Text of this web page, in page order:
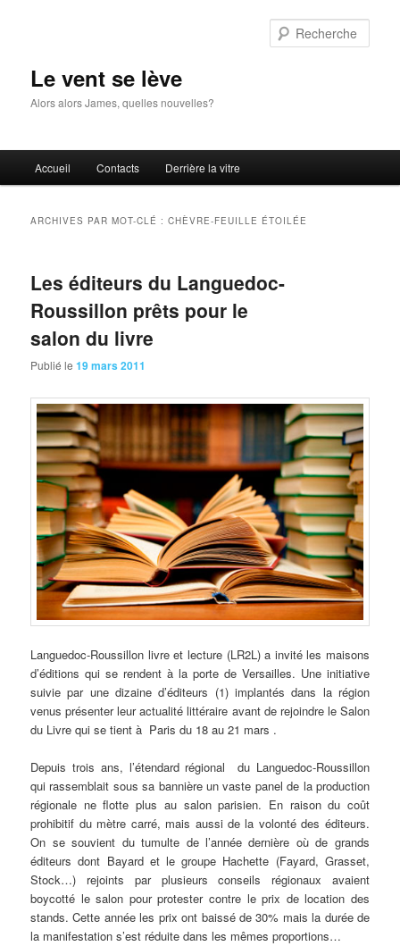
Le vent se lève
Alors alors James, quelles nouvelles?
principal
Accueil Contacts Derrière la vitre
ARCHIVES PAR MOT-CLÉ :CHÈVRE-FEUILLE ÉTOILÉE
Les éditeurs du Languedoc-
Roussillon prêts pour le
salon du livre
Publié le19 mars 2011
Languedoc-Roussillon livre et lecture (LR2L) a invité les maisons
d’éditions qui se rendent à la porte de Versailles. Une initiative
suivie par une dizaine d’éditeurs (1) implantés dans la région
venus présenter leur actualité littéraire avant de rejoindre le Salon
du Livre qui se tient à Paris du 18 au 21 mars .
Depuis trois ans, l’étendard régional du Languedoc-Roussillon
qui rassemblait sous sa bannière un vaste panel de la production
régionale ne flotte plus au salon parisien. En raison du coût
prohibitif du mètre carré, mais aussi de la volonté des éditeurs.
On se souvient du tumulte de l’année dernière où de grands
éditeurs dont Bayard et le groupe Hachette (Fayard, Grasset,
Stock…) rejoints par plusieurs conseils régionaux avaient
boycotté le salon pour protester contre le prix de location des
stands. Cette année les prix ont baissé de 30% mais la durée de
la manifestation s’est réduite dans les mêmes proportions…